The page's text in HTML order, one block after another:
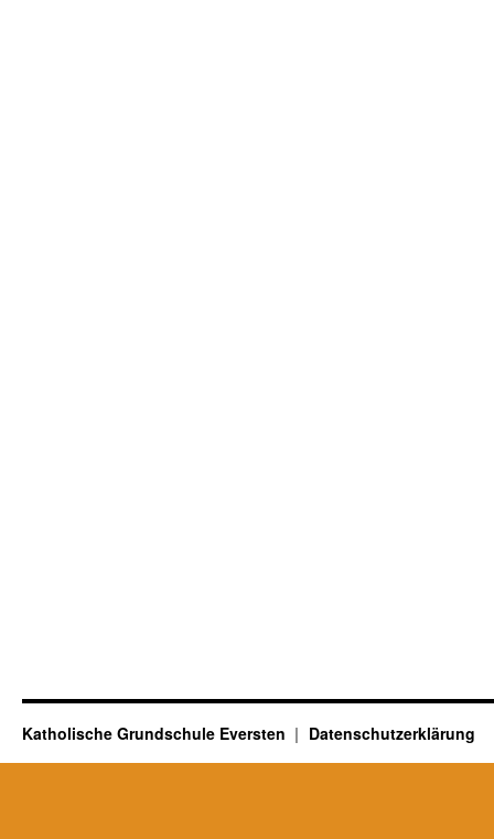
Katholische Grundschule Eversten Datenschutzerklärung